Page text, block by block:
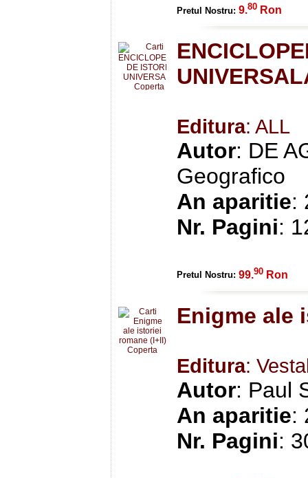
Pretul Nostru: 9.80 Ron
Editura: ALL
Autor: DE
Geografico
An aparitie:
Nr. Pagini:
Pretul Nostru: 99.90 Ron
Enigme ale
Editura:
Autor: Paul
An aparitie:
Nr. Pagini: